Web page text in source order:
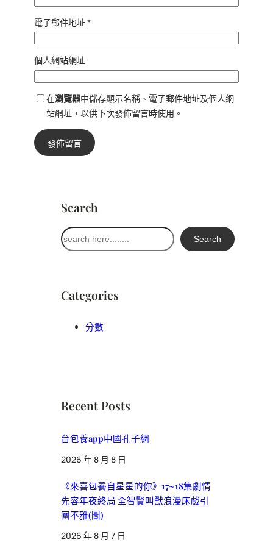
電子郵件地址*
個人網站網址
在瀏覽器中儲存顯示名稱、電子郵件地址及個人網
站網址，以供下次發佈留言時使用。
Search
搜
尋
Search
Categories
分數
Recent Posts
台包養app中國孔子網
2026 年 8 月 8 日
《來喜包養自星星的你》17~18集劇情
先容年夜終局 全智賢叫獸浪漫床戲引
圍不雅(圖)
2026 年 8 月 7 日